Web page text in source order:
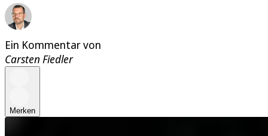
Ein Kommentar von
Carsten Fiedler
Merken